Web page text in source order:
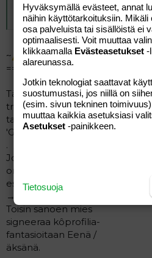
nenääni
alkoi
polttaa,
ei auta
vaikka
wolttaan.
Seuraavaksi
pötköt
pöksyihini
putkahti
hävettää,
aion
itseni
pois
näivettää.
En
Click to
~
~
============
Tämä on
trøllistàlkkeri
taiteilijanimeltään
'Göntsä Pötkönen.'
.
Jostain syystä hän
on mieltynyt
esiintymään
→⁠_⁠→minuna.
Toisin sanoen mies
signeeraa kôprofilia-
fantasioitaan Eenä /
äksänä.
Hyväksymällä evästeet, annat
näihin käyttötarkoituksiin.
osa palveluista tai sisällöistä ei
optimaalisesti. Voit muuttaa
klikkaamalla Evästeasetukset -
alareunassa.
Jotkin teknologiat saattavat
suostumustasi, jos niillä on
(esim. sivun tekninen
muuttaa kaikkia asetuksiasi
Asetukset -painikkeen.
Tietosuoja